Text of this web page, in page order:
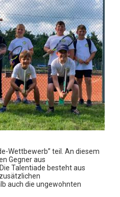
Wettbewerb” teil. An diesem
Gegner aus
Talentiade besteht aus
auch die ungewohnten